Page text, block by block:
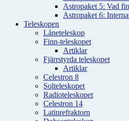
Astropaket 5: Vad
Astropaket 6:
Teleskopen
Låneteleskop
Finn-teleskopet
Artiklar
Fjärrstyrda teleskopet
Artiklar
Celestron 8
Solteleskopet
Radioteleskopet
Celestron 14
Latinrefraktorn